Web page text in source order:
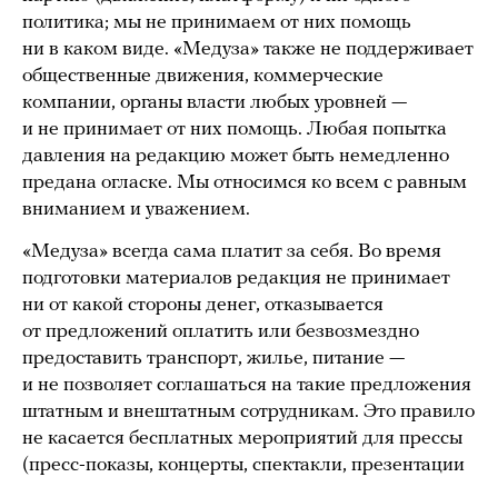
политика; мы не принимаем от них помощь
ни в каком виде. «Медуза» также не поддерживает
общественные движения, коммерческие
компании, органы власти любых уровней —
и не принимает от них помощь. Любая попытка
давления на редакцию может быть немедленно
предана огласке. Мы относимся ко всем с равным
вниманием и уважением.
«Медуза» всегда сама платит за себя. Во время
подготовки материалов редакция не принимает
ни от какой стороны денег, отказывается
от предложений оплатить или безвозмездно
предоставить транспорт, жилье, питание —
и не позволяет соглашаться на такие предложения
штатным и внештатным сотрудникам. Это правило
не касается бесплатных мероприятий для прессы
(пресс-показы, концерты, спектакли, презентации